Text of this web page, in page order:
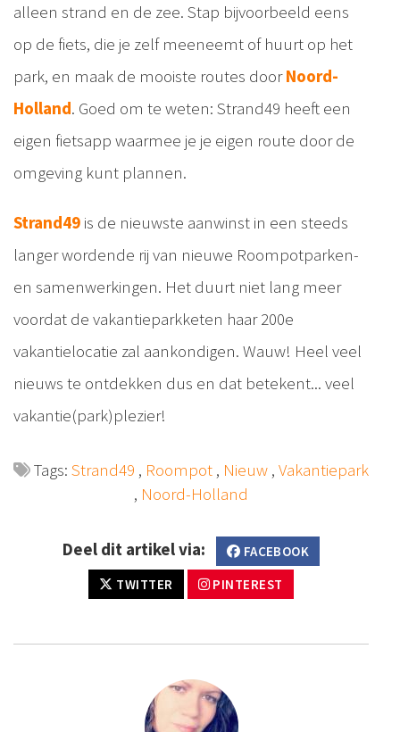
alleen strand en de zee. Stap bijvoorbeeld eens
op de fiets, die je zelf meeneemt of huurt op het
park, en maak de mooiste routes doorNoord-
Holland. Goed om te weten: Strand49 heeft een
eigen fietsapp waarmee je je eigen route door de
omgeving kunt plannen.
Strand49 is de nieuwste aanwinst in een steeds
langer wordende rij van nieuwe Roompotparken-
en samenwerkingen. Het duurt niet lang meer
voordat de vakantieparkketen haar 200e
vakantielocatie zal aankondigen. Wauw! Heel veel
nieuws te ontdekken dus en dat betekent... veel
vakantie(park)plezier!
Tags: Strand49 , Roompot , Nieuw , Vakantiepark
, Noord-Holland
Deel dit artikel via:
FACEBOOK
TWITTER
PINTEREST